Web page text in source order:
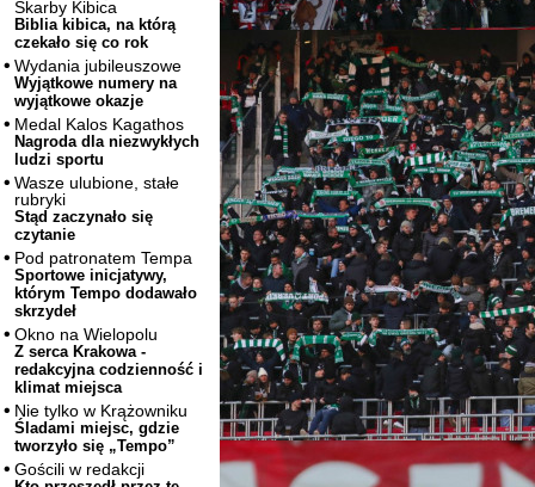
Skarby Kibica
Biblia kibica, na którą
czekało się co rok
Wydania jubileuszowe
Wyjątkowe numery na
wyjątkowe okazje
Medal Kalos Kagathos
Nagroda dla niezwykłych
ludzi sportu
Wasze ulubione, stałe
rubryki
Stąd zaczynało się
czytanie
Pod patronatem Tempa
Sportowe inicjatywy,
którym Tempo dodawało
skrzydeł
Okno na Wielopolu
Z serca Krakowa -
redakcyjna codzienność i
klimat miejsca
Nie tylko w Krążowniku
Śladami miejsc, gdzie
tworzyło się „Tempo”
Gościli w redakcji